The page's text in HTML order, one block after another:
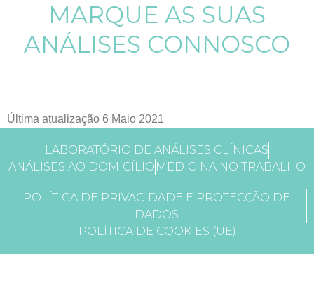
MARQUE AS SUAS
ANÁLISES CONNOSCO
Última atualização 6 Maio 2021
LABORATÓRIO DE ANÁLISES CLÍNICAS
ANÁLISES AO DOMICÍLIO MEDICINA NO TRABALHO
POLÍTICA DE PRIVACIDADE E PROTECÇÃO DE
DADOS
POLÍTICA DE COOKIES (UE)